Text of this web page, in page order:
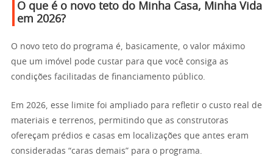
O que é o novo teto do Minha Casa, Minha Vida
em 2026?
O novo teto do programa é, basicamente, o valor máximo
que um imóvel pode custar para que você consiga as
condições facilitadas de financiamento público.
Em 2026, esse limite foi ampliado para refletir o custo real de
materiais e terrenos, permitindo que as construtoras
ofereçam prédios e casas em localizações que antes eram
consideradas “caras demais” para o programa.